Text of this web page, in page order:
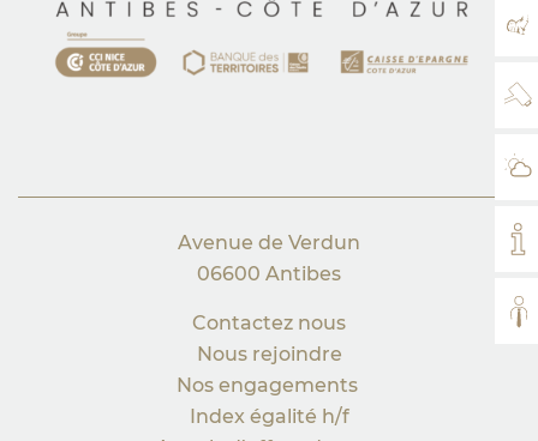
Avenue de Verdun
06600 Antibes
Contactez nous
Nous rejoindre
Nos engagements
Index égalité h/f